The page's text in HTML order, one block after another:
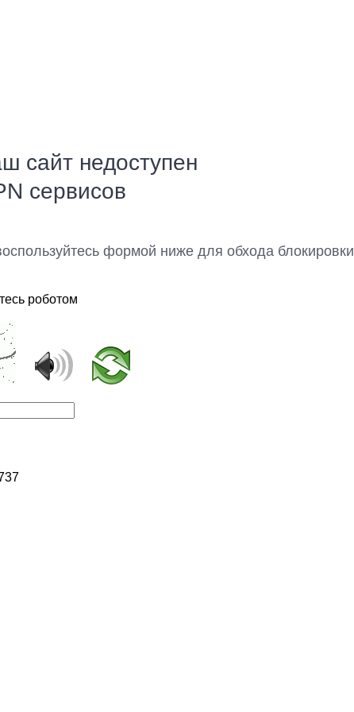
сайт недоступен
сервисов
формой ниже для обхода блокировки
роботом